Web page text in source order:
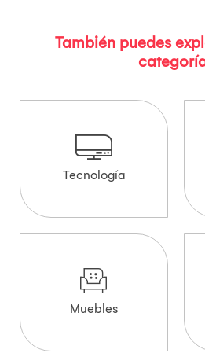
También puedes
Tecnología
Muebles